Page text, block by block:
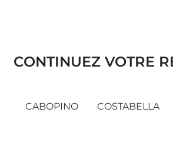
CONTINUEZ VOTRE
CABOPINO COSTABELLA